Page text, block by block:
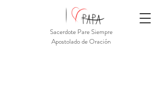
Sacerdote Pare Siempre
Apostolado de Oración